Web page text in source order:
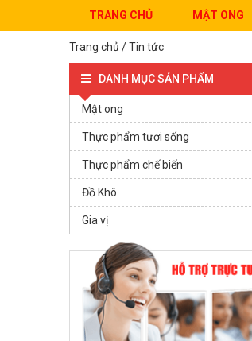
TRANG CHỦ MẬT ONG
Trang chủ /Tin tức
DANH MỤC SẢN PHẨM
Mật ong
Thực phẩm tươi sống
Thực phẩm chế biến
Đồ Khô
Gia vị